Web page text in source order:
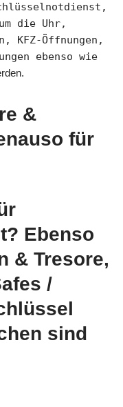
die Uhr,
KFZ-Öffnungen,
ebenso wie
&
für
Ebenso
& Tresore,
/
sind